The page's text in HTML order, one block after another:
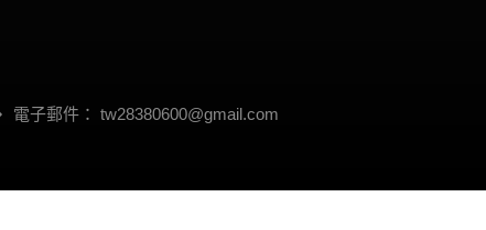
電子郵件： tw28380600@gmail.com